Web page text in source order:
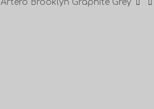
Artero Brooklyn Graphite Grey